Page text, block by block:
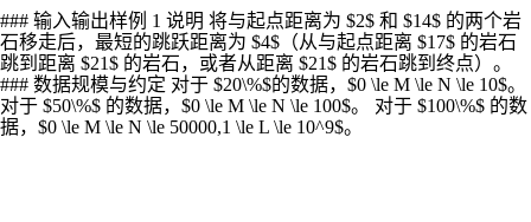
### 输入输出样例 1 说明 将与起点距离为 $2$ 和 $14$ 的两个岩
石移走后，最短的跳跃距离为 $4$（从与起点距离 $17$ 的岩石
跳到距离 $21$ 的岩石，或者从距离 $21$ 的岩石跳到终点）。
### 数据规模与约定 对于 $20\%$的数据，$0 \le M \le N \le 10$。
对于 $50\%$ 的数据，$0 \le M \le N \le 100$。 对于 $100\%$ 的数
据，$0 \le M \le N \le 50000,1 \le L \le 10^9$。